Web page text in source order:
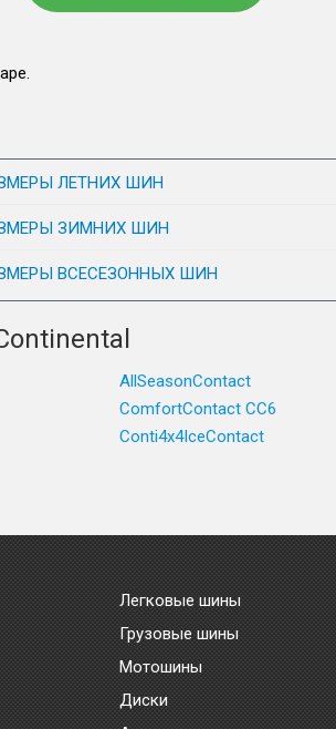
ЛЕТНИХ ШИН
ЗИМНИХ ШИН
ВСЕСЕЗОННЫХ ШИН
AllSeasonContact
ComfortContact CC6
Conti4x4IceContact
Легковые шины
Грузовые шины
Мотошины
Диски